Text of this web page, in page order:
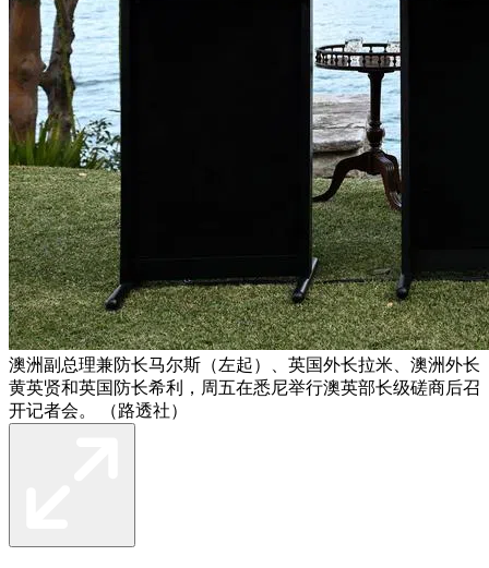
澳洲副总理兼防长马尔斯（左起）、英国外长拉米、澳洲外长
黄英贤和英国防长希利，周五在悉尼举行澳英部长级磋商后召
开记者会。 （路透社）